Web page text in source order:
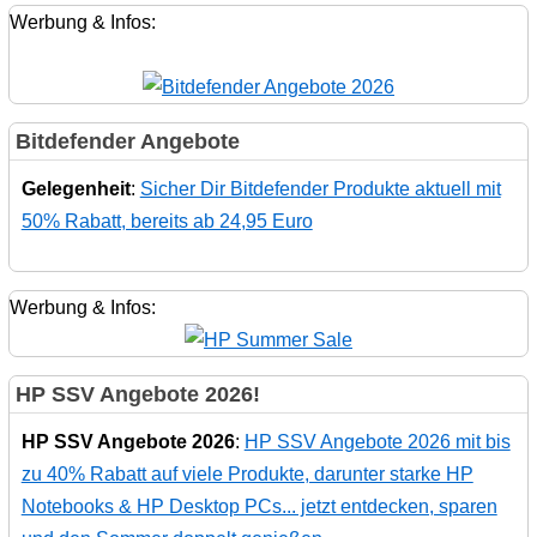
Werbung & Infos:
Bitdefender Angebote
Gelegenheit: Sicher Dir Bitdefender Produkte aktuell mit
50% Rabatt, bereits ab 24,95 Euro
Werbung & Infos:
HP SSV Angebote 2026!
HP SSV Angebote 2026: HP SSV Angebote 2026 mit bis
zu 40% Rabatt auf viele Produkte, darunter starke HP
Notebooks & HP Desktop PCs... jetzt entdecken, sparen